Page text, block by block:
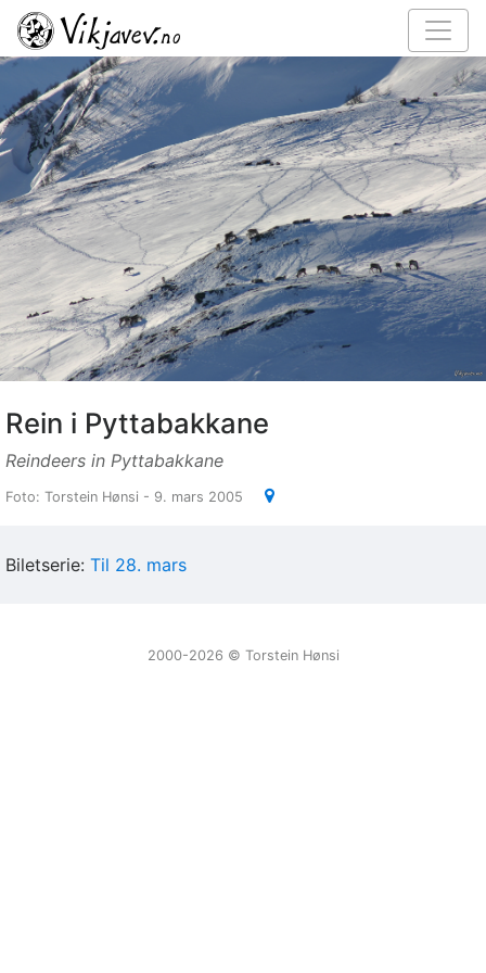
Rein i Pyttabakkane
Reindeers in Pyttabakkane
Foto: Torstein Hønsi - 9. mars 2005
Biletserie: Til 28. mars
2000-2026 ©️ Torstein Hønsi